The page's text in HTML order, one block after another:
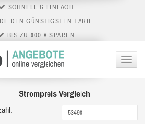
SCHNELL & EINFACH
DEN GÜNSTIGSTEN TARIF
BIS ZU 900 € SPAREN
Menü
Strompreis Vergleich